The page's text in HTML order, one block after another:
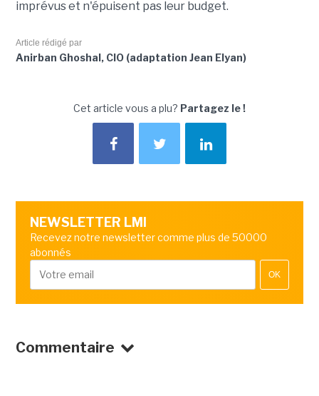
imprévus et n'épuisent pas leur budget.
Article rédigé par
Anirban Ghoshal, CIO (adaptation Jean Elyan)
Cet article vous a plu? Partagez le !
NEWSLETTER LMI
Recevez notre newsletter comme plus de 50000
abonnés
OK
Commentaire